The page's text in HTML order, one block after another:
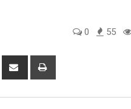
0 55
Reddit
Share